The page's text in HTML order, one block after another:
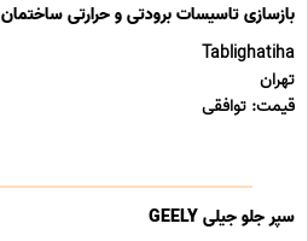
بازسازی تاسیسات برودتی و حرارتی ساختمان
Tablighatiha
تهران
قیمت: توافقی
سپر جلو جیلی GEELY